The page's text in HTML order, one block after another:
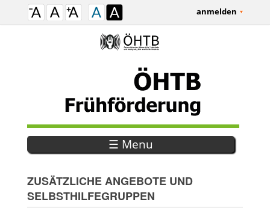
anmelden
☰ Menu
ZUSÄTZLICHE ANGEBOTE UND
SELBSTHILFEGRUPPEN